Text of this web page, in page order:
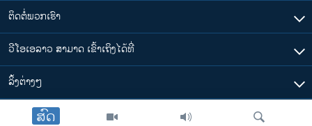
ສົດ
ຕິດຕໍ່ພວກເຮົາ
ວີໂອເອລາວ ສາມາດ ເຂົ້າເຖິງໄດ້ທີ່
​ລິ້ງ​ຕ່າງໆ
ຕາມເວລາໃນລາວ